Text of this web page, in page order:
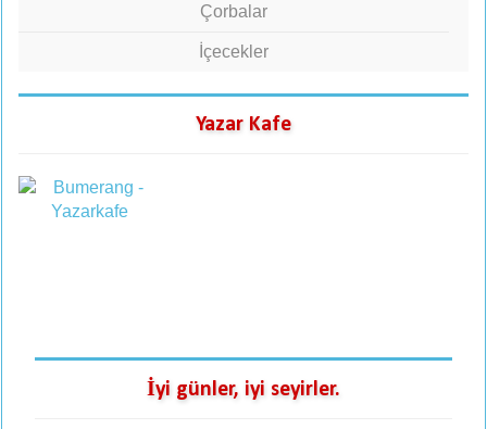
Çorbalar
İçecekler
Yazar Kafe
İyi günler, iyi seyirler.